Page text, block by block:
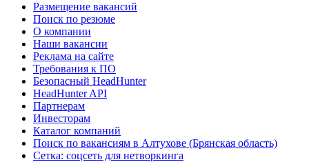
Размещение вакансий
Поиск по резюме
О компании
Наши вакансии
Реклама на сайте
Требования к ПО
Безопасный HeadHunter
HeadHunter API
Партнерам
Инвесторам
Каталог компаний
Поиск по вакансиям в Алтухове (Брянская область)
Сетка: соцсеть для нетворкинга